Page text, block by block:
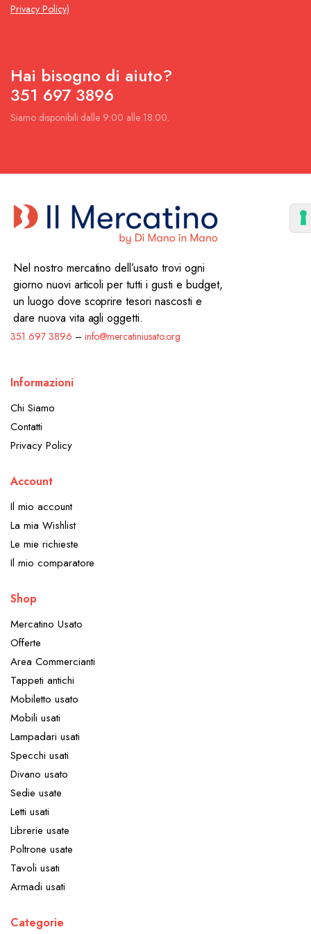
Privacy Policy)
Hai bisogno di aiuto?
351 697 3896
Siamo disponibili dalle 9:00 alle 18:00.
Nel nostro mercatino dell’usato trovi ogni
giorno nuovi articoli per tutti i gusti e budget,
un luogo dove scoprire tesori nascosti e
dare nuova vita agli oggetti.
351 697 3896 – info@mercatiniusato.org
Informazioni
Chi Siamo
Contatti
Privacy Policy
Account
Il mio account
La mia Wishlist
Le mie richieste
Il mio comparatore
Shop
Mercatino Usato
Offerte
Area Commercianti
Tappeti antichi
Mobiletto usato
Mobili usati
Lampadari usati
Specchi usati
Divano usato
Sedie usate
Letti usati
Librerie usate
Poltrone usate
Tavoli usati
Armadi usati
Categorie